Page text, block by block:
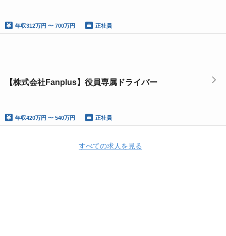
年収312万円 〜 700万円 正社員
【株式会社Fanplus】役員専属ドライバー
年収420万円 〜 540万円 正社員
すべての求人を見る